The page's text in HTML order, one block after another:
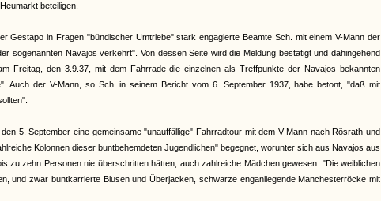
beteiligen.
Gestapo in Fragen "bündischer Umtriebe" stark engagierte Beamte Sch. mit einem V-Mann der
sogenannten Navajos verkehrt". Von dessen Seite wird die Meldung bestätigt und dahingehend
Freitag, den 3.9.37, mit dem Fahrrade die einzelnen als Treffpunkte der Navajos bekannten
Auch der V-Mann, so Sch. in seinem Bericht vom 6. September 1937, habe betont, "daß mit
5. September eine gemeinsame "unauffällige" Fahrradtour mit dem V-Mann nach Rösrath und
Kolonnen dieser buntbehemdeten Jugendlichen" begegnet, worunter sich aus Navajos aus
zu zehn Personen nie überschritten hätten, auch zahlreiche Mädchen gewesen. "Die weiblichen
und zwar buntkarrierte Blusen und Überjacken, schwarze enganliegende Manchesterröcke mit